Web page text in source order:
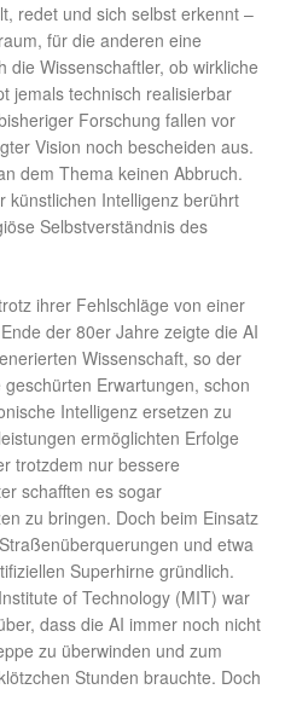
redet und sich selbst erkennt –
für die anderen eine
die Wissenschaftler, ob wirkliche
jemals technisch realisierbar
Forschung fallen vor
Vision noch bescheiden aus.
dem Thema keinen Abbruch.
künstlichen Intelligenz berührt
Selbstverständnis des
ihrer Fehlschläge von einer
der 80er Jahre zeigte die AI
Wissenschaft, so der
Erwartungen, schon
Intelligenz ersetzen zu
ermöglichten Erfolge
trotzdem nur bessere
schafften es sogar
zu bringen. Doch beim Einsatz
und etwa
Superhirne gründlich.
of Technology (MIT) war
dass die AI immer noch nicht
zu überwinden und zum
Stunden brauchte. Doch